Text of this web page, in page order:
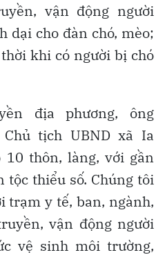
vận động người
dại cho đàn chó, mèo;
khi có người bị chó
địa phương, ông
Chủ tịch UBND xã Ia
10 thôn, làng, với gần
tộc thiểu số. Chúng tôi
trạm y tế, ban, ngành,
vận động người
vệ sinh môi trường,